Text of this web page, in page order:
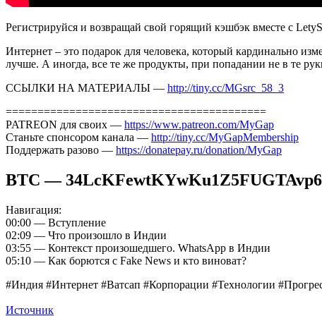
Регистрируйся и возвращай свой горящий кэшбэк вместе с
Интернет – это подарок для человека, который кардинально
лучше. А иногда, все те же продукты, при попадании не в те
ССЫЛКИ НА МАТЕРИАЛЫ — http://tiny.cc/MGsrc_58_3
=========================================
PATREON для своих — https://www.patreon.com/MyGap
Станьте спонсором канала — http://tiny.cc/MyGapMembership
Поддержать разово — https://donatepay.ru/donation/MyGap
BTC —
Навигация:
00:00 — Вступление
02:09 — Что произошло в Индии
03:55 — Контекст произошедшего. WhatsApp в Индии
05:10 — Как борются с Fake News и кто виноват?
#Индия #Интернет #Ватсап #Корпорации #Технологии
Источник